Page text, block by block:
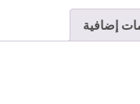
إضافية